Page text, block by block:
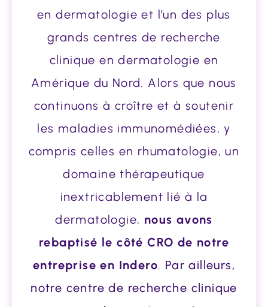
en dermatologie et l’un des plus
grands centres de recherche
clinique en dermatologie en
Amérique du Nord. Alors que nous
continuons à croître et à soutenir
les maladies immunomédiées, y
compris celles en rhumatologie, un
domaine thérapeutique
inextricablement lié à la
dermatologie, nous avons
rebaptisé le côté CRO de notre
entreprise en Indero. Par ailleurs,
notre centre de recherche clinique